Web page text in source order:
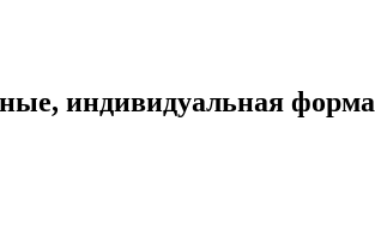
индивидуальная форма